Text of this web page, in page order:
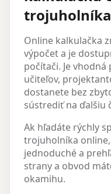
trojuholníka
Online kalkulačka
výpočet a je
počítači. Je
učiteľov,
dostanete bez
sústrediť na ďalšiu
Ak hľadáte rýchly
trojuholníka
jednoduché a
strany a obvod
okamihu.